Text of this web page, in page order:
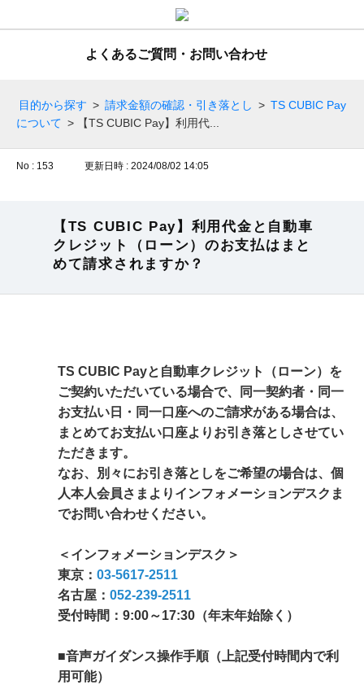
よくあるご質問・お問い合わせ
目的から探す > 請求金額の確認・引き落とし > TS CUBIC Pay
について > 【TS CUBIC Pay】利用代...
No : 153 更新日時 : 2024/08/02 14:05
【TS CUBIC Pay】利用代金と自動車
クレジット（ローン）のお支払はまと
めて請求されますか？
TS CUBIC Payと自動車クレジット（ローン）を
ご契約いただいている場合で、同一契約者・同一
お支払い日・同一口座へのご請求がある場合は、
まとめてお支払い口座よりお引き落としさせてい
ただきます。
なお、別々にお引き落としをご希望の場合は、個
人本人会員さまよりインフォメーションデスクま
でお問い合わせください。
＜インフォメーションデスク＞
東京： 03-5617-2511
名古屋： 052-239-2511
受付時間：9:00～17:30（年末年始除く）
■音声ガイダンス操作手順（上記受付時間内で利
用可能）